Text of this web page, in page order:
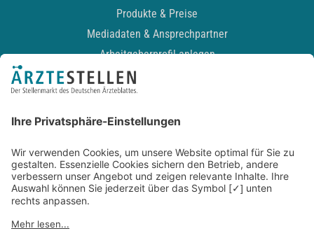
Produkte & Preise
Mediadaten & Ansprechpartner
Arbeitgeberprofil anlegen
Recruiting-Podcast
Kontakt
Datenschutz
Newsletter